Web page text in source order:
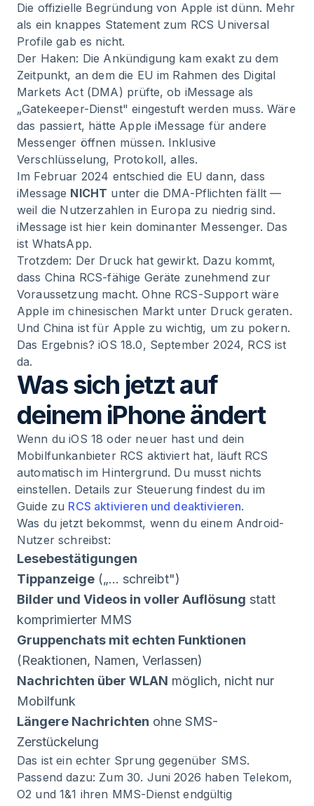
Die offizielle Begründung von Apple ist dünn. Mehr
als ein knappes Statement zum RCS Universal
Profile gab es nicht.
Der Haken: Die Ankündigung kam exakt zu dem
Zeitpunkt, an dem die EU im Rahmen des Digital
Markets Act (DMA) prüfte, ob iMessage als
„Gatekeeper-Dienst" eingestuft werden muss. Wäre
das passiert, hätte Apple iMessage für andere
Messenger öffnen müssen. Inklusive
Verschlüsselung, Protokoll, alles.
Im Februar 2024 entschied die EU dann, dass
iMessage NICHT unter die DMA-Pflichten fällt —
weil die Nutzerzahlen in Europa zu niedrig sind.
iMessage ist hier kein dominanter Messenger. Das
ist WhatsApp.
Trotzdem: Der Druck hat gewirkt. Dazu kommt,
dass China RCS-fähige Geräte zunehmend zur
Voraussetzung macht. Ohne RCS-Support wäre
Apple im chinesischen Markt unter Druck geraten.
Und China ist für Apple zu wichtig, um zu pokern.
Das Ergebnis? iOS 18.0, September 2024, RCS ist
da.
Was sich jetzt auf
deinem iPhone ändert
Wenn du iOS 18 oder neuer hast und dein
Mobilfunkanbieter RCS aktiviert hat, läuft RCS
automatisch im Hintergrund. Du musst nichts
einstellen. Details zur Steuerung findest du im
Guide zu RCS aktivieren und deaktivieren.
Was du jetzt bekommst, wenn du einem Android-
Nutzer schreibst:
Lesebestätigungen
Tippanzeige („… schreibt")
Bilder und Videos in voller Auflösung statt
komprimierter MMS
Gruppenchats mit echten Funktionen
(Reaktionen, Namen, Verlassen)
Nachrichten über WLAN möglich, nicht nur
Mobilfunk
Längere Nachrichten ohne SMS-
Zerstückelung
Das ist ein echter Sprung gegenüber SMS.
Passend dazu: Zum 30. Juni 2026 haben Telekom,
O2 und 1&1 ihren MMS-Dienst endgültig